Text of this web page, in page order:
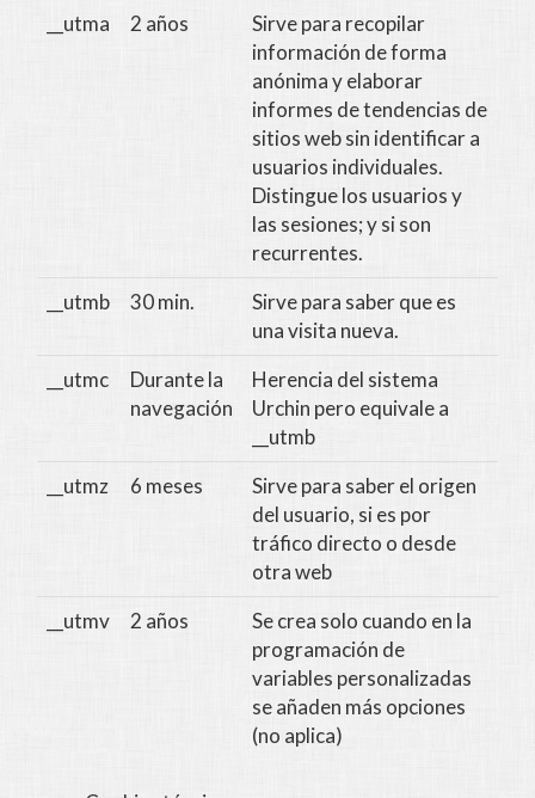
__utma 2 años
Sirve para recopilar
información de forma
anónima y elaborar
informes de tendencias de
sitios web sin identificar a
usuarios individuales.
Distingue los usuarios y
las sesiones; y si son
recurrentes.
__utmb
30 min.
Sirve para saber que es
una visita nueva.
__utmc
Durante la
navegación
Herencia del sistema
Urchin pero equivale a
__utmb
__utmz
6 meses
Sirve para saber el origen
del usuario, si es por
tráfico directo o desde
otra web
__utmv
2 años
Se crea solo cuando en la
programación de
variables personalizadas
se añaden más opciones
(no aplica)